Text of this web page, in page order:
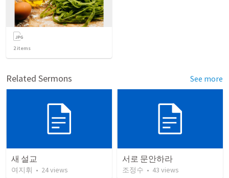
2items
Related Sermons See more
새 설교
여지휘 • 24views
서로 문안하라
조정수 • 43 views